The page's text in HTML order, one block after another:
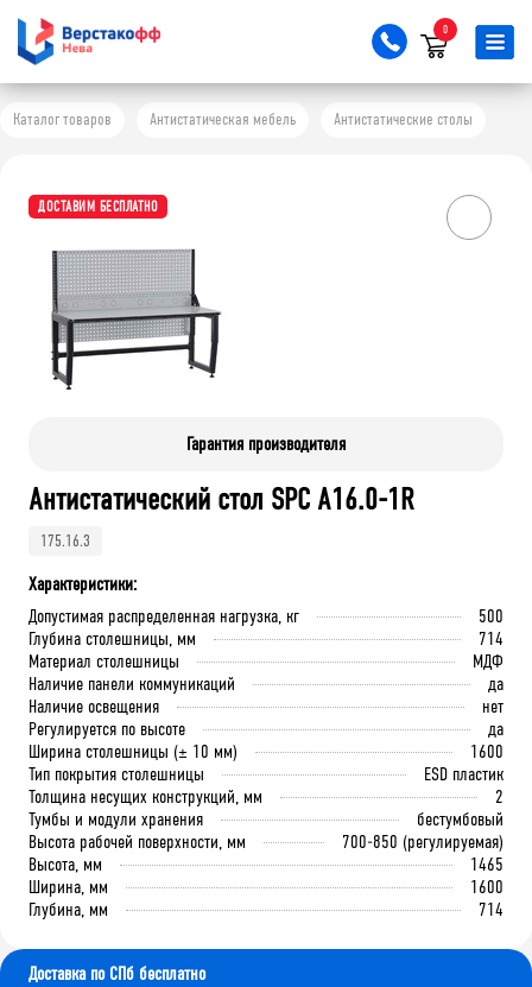
0
Каталог товаров Антистатическая мебель Антистатические столы
ДОСТАВИМ БЕСПЛАТНО
Гарантия производителя
Антистатический стол SPC A16.0-1R
175.16.3
Характеристики:
Допустимая распределенная нагрузка, кг
500
Глубина столешницы, мм
714
Материал столешницы
МДФ
Наличие панели коммуникаций
да
Наличие освещения
нет
Регулируется по высоте
да
Ширина столешницы (± 10 мм)
1600
Тип покрытия столешницы
ESD пластик
Толщина несущих конструкций, мм
2
Тумбы и модули хранения
бестумбовый
Высота рабочей поверхности, мм
700-850 (регулируемая)
Высота, мм
1465
Ширина, мм
1600
Глубина, мм
714
Доставка по СПб бесплатно